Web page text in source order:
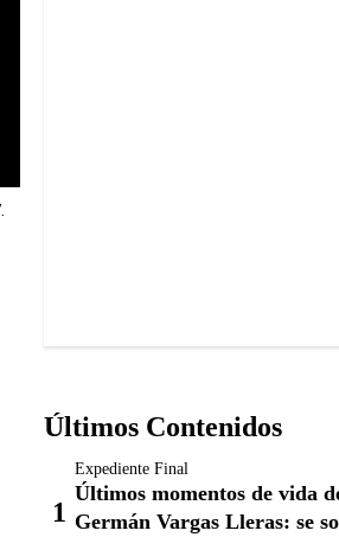
Últimos Contenidos
Expediente Final
Últimos momentos de vida
Germán Vargas Lleras: se